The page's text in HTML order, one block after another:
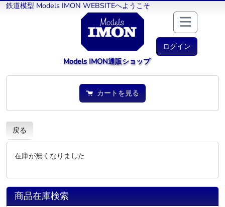
鉄道模型 Models IMON WEBSITEへようこそ
ログイン
Models IMON通販ショップ
カートを見る
戻る
在庫が無くなりました
商品在庫検索